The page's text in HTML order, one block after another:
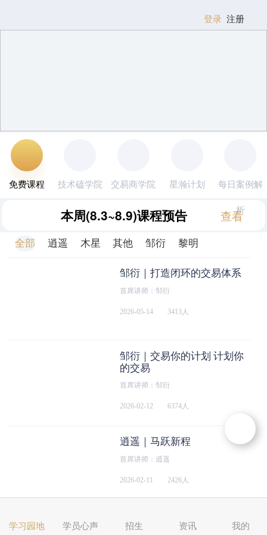
登录 注册
免费课程 技术磕学院 交易商学院 星瀚计划 每日案例解
析
本周(8.3~8.9)课程预告 查看
全部 逍遥 木星 其他 邹衍 黎明
邹衍｜打造闭环的交易体系
首席讲师：邹衍
2026-05-14 3413人
邹衍｜交易你的计划 计划你
的交易
首席讲师：邹衍
2026-02-12 6374人
逍遥｜马跃新程
首席讲师：逍遥
2026-02-11 2426人
邹衍｜拆解买点的核心逻辑
学习园地 学员心声 招生 资讯 我的